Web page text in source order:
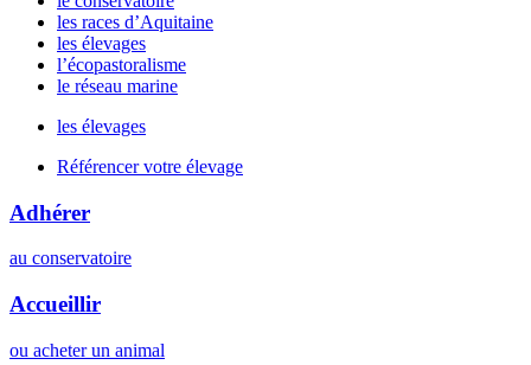
les races d’Aquitaine
les élevages
l’écopastoralisme
le réseau marine
les élevages
Référencer votre élevage
Adhérer
au conservatoire
Accueillir
ou acheter un animal